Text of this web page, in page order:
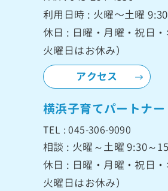
利用日時 : 火曜〜土曜
休日 : 日曜・月曜・祝日
火曜日はお休み）
アクセス
横浜子育てパートナー
TEL : 045-306-9090
相談 : 火曜～土曜 9:30～
休日 : 日曜・月曜・祝日
火曜日はお休み）